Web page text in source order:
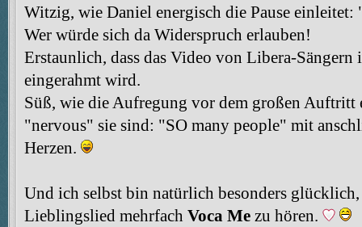
Witzig, wie Daniel energisch die Pause
Wer würde sich da Widerspruch erlauben!
Erstaunlich, dass das Video von Libera-
eingerahmt wird.
Süß, wie die Aufregung vor dem großen Auftritt
"nervous" sie sind: "SO many people" mit
Herzen.
Und ich selbst bin natürlich besonders glücklich,
Lieblingslied mehrfach Voca Me zu hören.